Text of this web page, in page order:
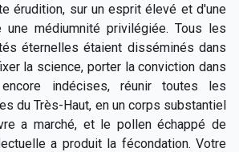
érudition, sur un esprit élevé et d'une
une médiumnité privilégiée. Tous les
éternelles étaient disséminés dans
la science, porter la conviction dans
indécises, réunir toutes les
du Très-Haut, en un corps substantiel
a marché, et le pollen échappé de
a produit la fécondation. Votre